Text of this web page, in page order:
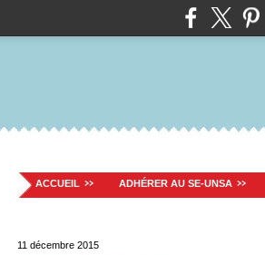
ACCUEIL ADHÉRER AU SE-UNSA
11 décembre 2015